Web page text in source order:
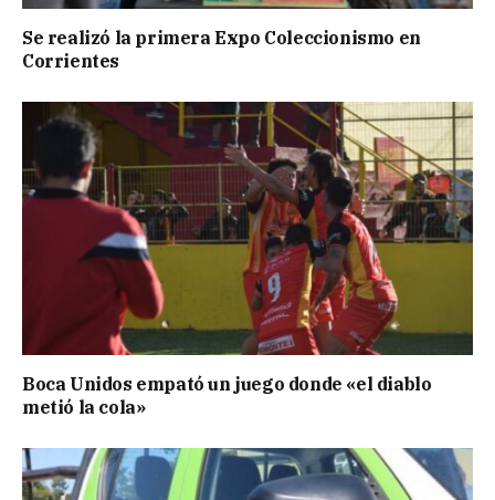
Se realizó la primera Expo Coleccionismo en
Corrientes
Boca Unidos empató un juego donde «el diablo
metió la cola»